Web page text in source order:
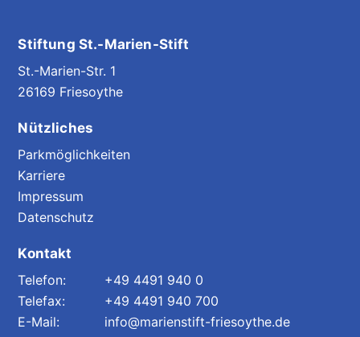
Stiftung St.-Marien-Stift
St.-Marien-Str. 1
26169 Friesoythe
Nützliches
Parkmöglichkeiten
Karriere
Impressum
Datenschutz
Kontakt
+49 4491 940 0
+49 4491 940 700
info@marienstift-friesoythe.de